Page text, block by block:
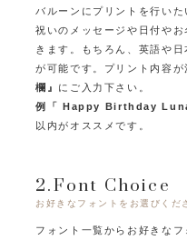
バルーンにプリントを行い
祝いのメッセージや日付や
きます。
もちろん、英語や
が可能です。 プリント内容
欄』 にご入力下さい。
例「 Happy Birthday
以内がオススメです。
2.Font Choice
お好きなフォントをお選びくだ
フォント一覧からお好きな